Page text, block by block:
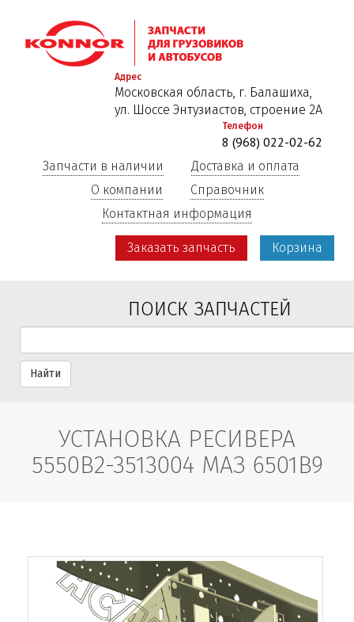
к
основному
Адрес
Московская область, г. Балашиха,
ул. Шоссе Энтузиастов, строение 2А
Телефон
8 (968) 022-02-62
Запчасти в наличии
Доставка и оплата
О компании
Справочник
Контактная информация
Заказать запчасть Корзина
ПОИСК ЗАПЧАСТЕЙ
Найти
УСТАНОВКА РЕСИВЕРА
5550В2-3513004 МАЗ 6501B9